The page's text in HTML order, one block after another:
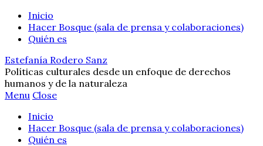
Inicio
Hacer Bosque (sala de prensa y colaboraciones)
Quién es
Estefanía Rodero Sanz
Políticas culturales desde un enfoque de derechos
humanos y de la naturaleza
Menu Close
Inicio
Hacer Bosque (sala de prensa y colaboraciones)
Quién es